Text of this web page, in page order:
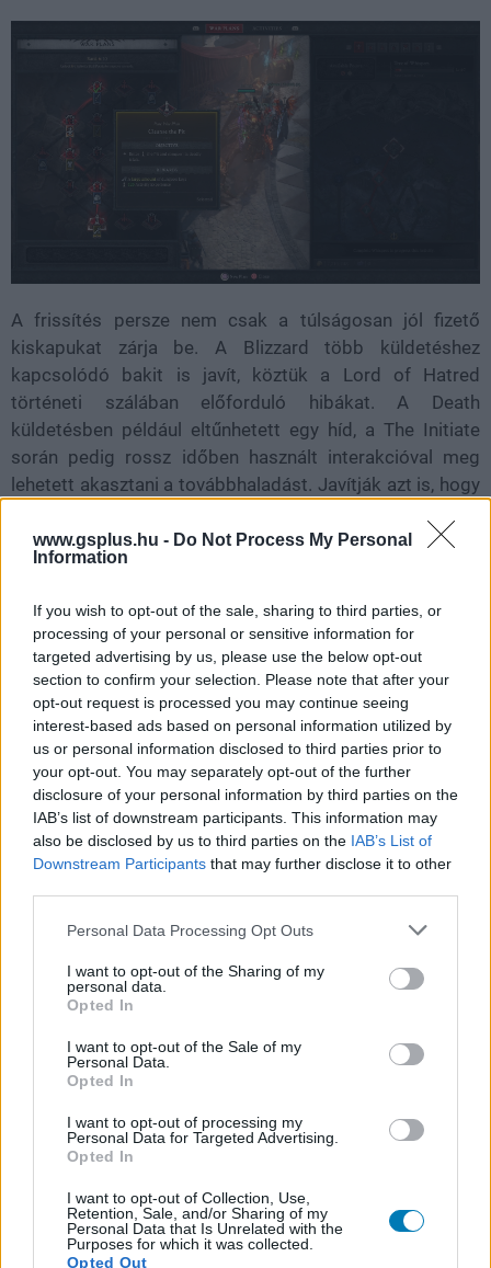
www.gsplus.hu - Do Not Process My Personal
Information
If you wish to opt-out of the sale, sharing to third parties, or
processing of your personal or sensitive information for
targeted advertising by us, please use the below opt-out
section to confirm your selection. Please note that after your
opt-out request is processed you may continue seeing
interest-based ads based on personal information utilized by
us or personal information disclosed to third parties prior to
your opt-out. You may separately opt-out of the further
disclosure of your personal information by third parties on the
IAB’s list of downstream participants. This information may
also be disclosed by us to third parties on the IAB’s List of
Downstream Participants that may further disclose it to other
Please note that this website/app uses one or more Google
not limited to your visit or usage behaviour. You may click to
grant or deny consent to Google and its third-party tags to
use your data for below specified purposes in below Google
consent section.
Personal Data Processing Opt Outs
I want to opt-out of the Sharing of my
personal data.
Opted In
I want to opt-out of the Sale of my
Personal Data.
Opted In
I want to opt-out of processing my
Personal Data for Targeted Advertising.
Opted In
I want to opt-out of Collection, Use,
Retention, Sale, and/or Sharing of my
Personal Data that Is Unrelated with the
Purposes for which it was collected.
Opted Out
A frissítés persze nem csak a túlságosan jól fizető
kiskapukat zárja be. A Blizzard több küldetéshez
kapcsolódó bakit is javít, köztük a Lord of Hatred
történeti szálában előforduló hibákat. A Death
küldetésben például eltűnhetett egy híd, a The Initiate
során pedig rossz időben használt interakcióval meg
lehetett akasztani a továbbhaladást. Javítják azt is, hogy
Vessel of Hatredhez tartozó Scales of History
mellékküldetés pedig eddig olyan Elixirt kért, amelyet a
játékból. A patch után ezt a feladatot is be lehet majd
fejezni.
A jutalmak és tárgyak terén is több bosszantó hiba kap
javítást. A magasabb Torment-szinteken az Obol-zsákok
kevesebbet adtak a tervezettnél, Varshan ládái nem a
megfelelő egyedi tárgyakat dobták, Belial's Lair of Runes
pedig Torment 6 alatt rosszul kezelte a rúnaesélyeket. A
Blizzard emellett javítja azt is, hogy egyes unique tárgyak
a szándékoltnál ritkábban vagy egyáltalán nem estek a
Unique Cache megnyitásakor elmaradhatott a tárgy
kipottyanása.